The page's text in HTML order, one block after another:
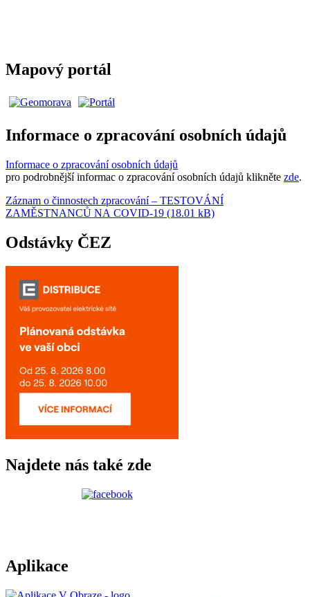
Mapový portál
Informace o zpracování osobních údajů
Informace o zpracování osobních údajů
pro podrobnější informac o zpracování osobních údajů klikněte zde.
Záznam o činnostech zpracování – TESTOVÁNÍ
ZAMĚSTNANCŮ NA COVID-19 (18.01 kB)
Odstávky ČEZ
Najdete nás také zde
Aplikace